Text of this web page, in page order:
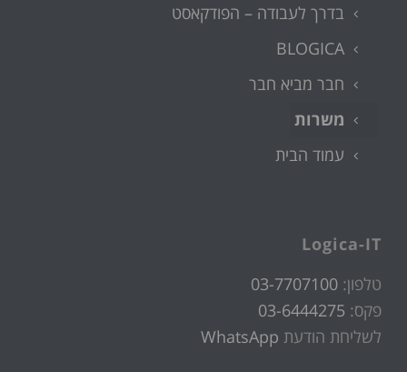
בדרך לעבודה – הפודקאסט
BLOGICA
חבר מביא חבר
משרות
עמוד הבית
Logica-IT
טלפון:03-7707100
פקס: 03-6444275
לשליחת הודעת WhatsApp